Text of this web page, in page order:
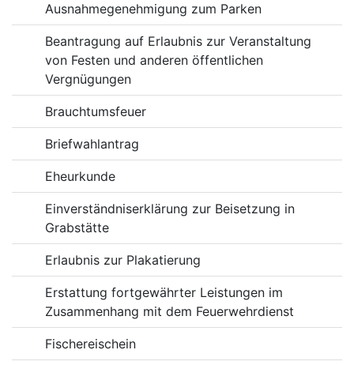
Ausnahmegenehmigung zum Parken
Beantragung auf Erlaubnis zur Veranstaltung
von Festen und anderen öffentlichen
Vergnügungen
Brauchtumsfeuer
Briefwahlantrag
Eheurkunde
Einverständniserklärung zur Beisetzung in
Grabstätte
Erlaubnis zur Plakatierung
Erstattung fortgewährter Leistungen im
Zusammenhang mit dem Feuerwehrdienst
Fischereischein